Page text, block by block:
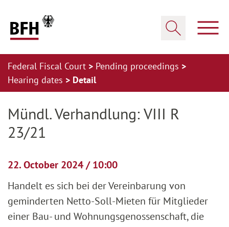
Federal Fiscal Court
Pending proceedings
Hearing dates
Detail
Mündl. Verhandlung: VIII R
23/21
22. October 2024 / 10:00
Handelt es sich bei der Vereinbarung von
geminderten Netto-Soll-Mieten für Mitglieder
einer Bau- und Wohnungsgenossenschaft, die